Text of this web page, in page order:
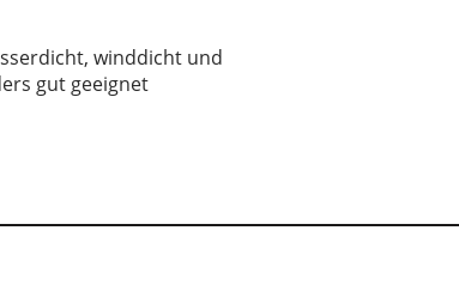
winddicht und
gut geeignet